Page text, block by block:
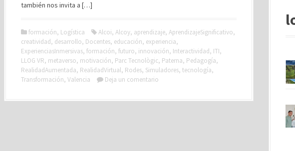
también nos invita a […]
formación, Logística Alcoi, Alcoy, aprendizaje, AprendizajeSignificativo,
creatividad, desarrollo, Docentes, educación, experiencia,
ExperienciasInmersivas, formación, futuro, innovación, Interactividad, ITI,
LLOG VR, metaverso, motivación, Parc Tecnològic, Paterna, Pedagogía,
RealidadAumentada, RealidadVirtual, Rodes, Simuladores, tecnología,
Transformación, Valencia Deja un comentario